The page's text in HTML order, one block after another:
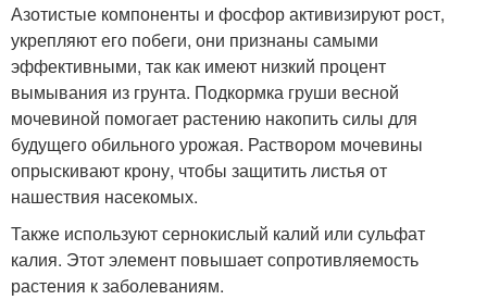
Азотистые компоненты и фосфор активизируют рост,
укрепляют его побеги, они признаны самыми
эффективными, так как имеют низкий процент
вымывания из грунта. Подкормка груши весной
мочевиной помогает растению накопить силы для
будущего обильного урожая. Раствором мочевины
опрыскивают крону, чтобы защитить листья от
нашествия насекомых.
Также используют сернокислый калий или сульфат
калия. Этот элемент повышает сопротивляемость
растения к заболеваниям.